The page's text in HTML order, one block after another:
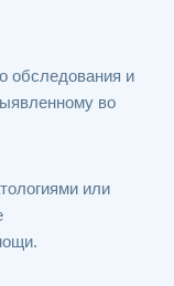
обследования и
во
или